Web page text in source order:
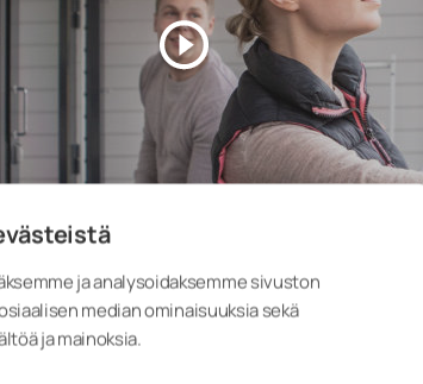
ja analysoidaksemme sivuston
median ominaisuuksia sekä
ja mainoksia.